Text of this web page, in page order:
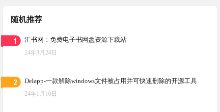
随机推荐
1 汇书网：免费电子书网盘资源下载站
24年3月24日
2 Delapp-一款解除windows文件被占用并可快速删除的开源工具
24年1月10日